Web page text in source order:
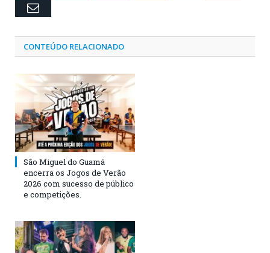
Email
CONTEÚDO RELACIONADO
São Miguel do Guamá
encerra os Jogos de Verão
2026 com sucesso de público
e competições.